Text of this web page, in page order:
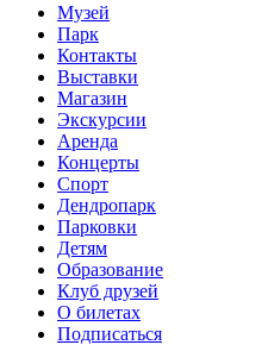
Музей
Парк
Контакты
Выставки
Магазин
Экскурсии
Аренда
Концерты
Спорт
Дендропарк
Парковки
Детям
Образование
Клуб друзей
О билетах
Подписаться